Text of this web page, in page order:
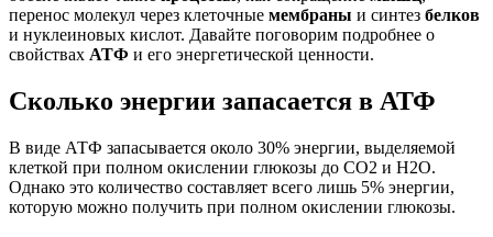
перенос молекул через клеточные мембраны и синтез белков
и нуклеиновых кислот. Давайте поговорим подробнее о
свойствах АТФ и его энергетической ценности.
Сколько энергии запасается в АТФ
В виде АТФ запасывается около 30% энергии, выделяемой
клеткой при полном окислении глюкозы до СО2 и Н2О.
Однако это количество составляет всего лишь 5% энергии,
которую можно получить при полном окислении глюкозы.